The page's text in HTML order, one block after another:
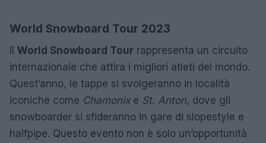
World Snowboard Tour 2023
Il World Snowboard Tour rappresenta un circuito
internazionale che attira i migliori atleti del mondo.
Quest’anno, le tappe si svolgeranno in località
iconiche come Chamonixe St. Anton, dove gli
snowboarder si sfideranno in gare di slopestyle e
halfpipe. Questo evento non è solo un’opportunità